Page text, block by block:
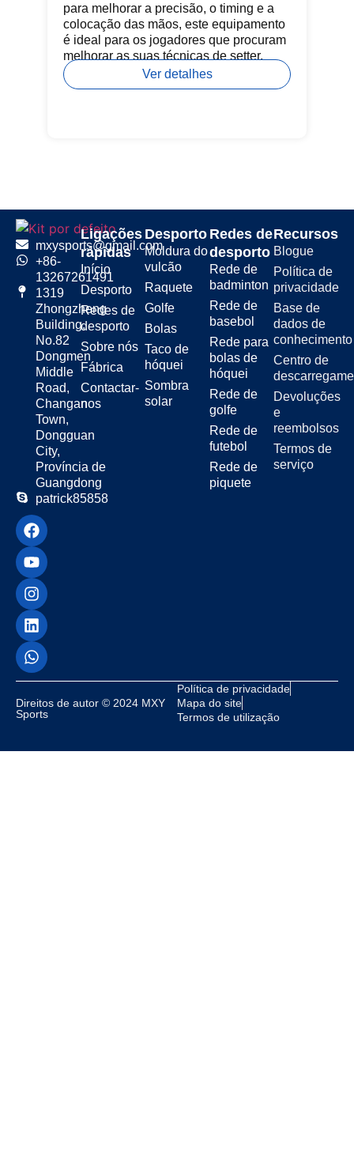
para melhorar a precisão, o timing e a
colocação das mãos, este equipamento
é ideal para os jogadores que procuram
melhorar as suas técnicas de setter.
Ver detalhes
mxysports@gmail.com
+86-
13267261491
1319
Zhongzheng
Building,
No.82
Dongmen
Middle
Road,
Changan
Town,
Dongguan
City,
Província de
Guangdong
patrick85858
Ligações
rápidas
Início
Desporto
Redes de
desporto
Sobre nós
Fábrica
Contactar-
nos
Desporto
Moldura do
vulcão
Raquete
Golfe
Bolas
Taco de
hóquei
Sombra
solar
Redes de
desporto
Rede de
badminton
Rede de
basebol
Rede para
bolas de
hóquei
Rede de
golfe
Rede de
futebol
Rede de
piquete
Recursos
Blogue
Política de
privacidade
Base de
dados de
conhecimento
Centro de
Devoluções
e
reembolsos
Termos de
serviço
Direitos de autor © 2024 MXY
Sports
Política de privacidade
Mapa do site
Termos de utilização